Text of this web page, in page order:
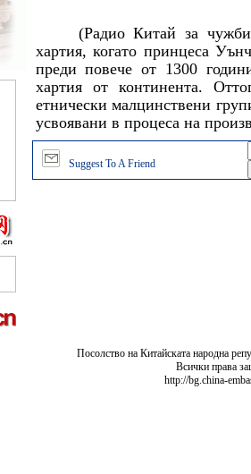
(Радио Китай за
хартия, когато принцеса
преди повече от 1300
хартия от континента.
етнически малцинствени
усвоявани в процеса на
Suggest To A Friend
Посолство на Китайската народна
Всички права
http://bg.china-